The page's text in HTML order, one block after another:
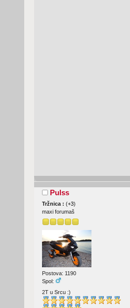
Pulss
Tržnica : (+3)
maxi forumaš
Postova: 1190
Spol:
2T u Srcu :)